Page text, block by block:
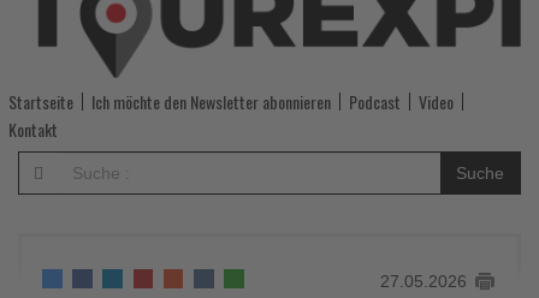
drittes
Tourismus-
Rekordjahr
in
Startseite Ich möchte den Newsletter abonnieren Podcast
Video
Kontakt
Suche
27.05.2026